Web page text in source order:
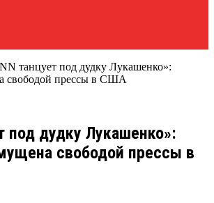
танцует под дудку Лукашенко»:
свободой прессы в США
под дудку Лукашенко»:
свободой прессы в